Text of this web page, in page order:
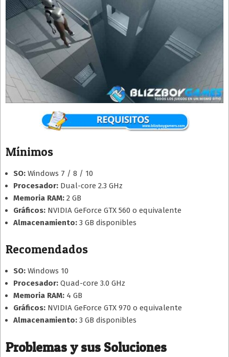
Mínimos
SO: Windows 7 / 8 / 10
Procesador: Dual-core 2.3 GHz
Memoria RAM: 2 GB
Gráficos: NVIDIA GeForce GTX 560 o equivalente
Almacenamiento: 3 GB disponibles
Recomendados
SO: Windows 10
Procesador: Quad-core 3.0 GHz
Memoria RAM: 4 GB
Gráficos: NVIDIA GeForce GTX 970 o equivalente
Almacenamiento: 3 GB disponibles
Problemas y sus Soluciones